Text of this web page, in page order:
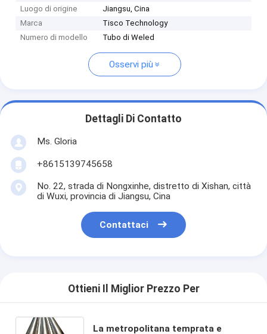
Luogo di origine
Jiangsu, Cina
Marca
Tisco Technology
Numero di modello
Tubo di Weled
Osservi più
Dettagli Di Contatto
Ms. Gloria
+8615139745658
No. 22, strada di Nongxinhe, distretto di Xishan, città
di Wuxi, provincia di Jiangsu, Cina
Contattaci
Ottieni Il Miglior Prezzo Per
La metropolitana temprata e